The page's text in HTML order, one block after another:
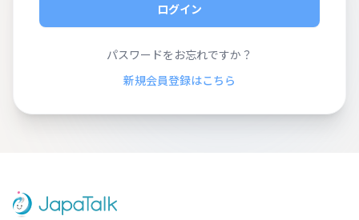
ログイン
パスワードをお忘れですか？
新規会員登録はこちら